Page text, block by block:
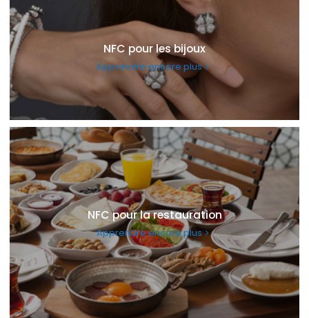
NFC pour les bijoux
Apprendre encore plus
NFC pour la restauration
Apprendre encore plus